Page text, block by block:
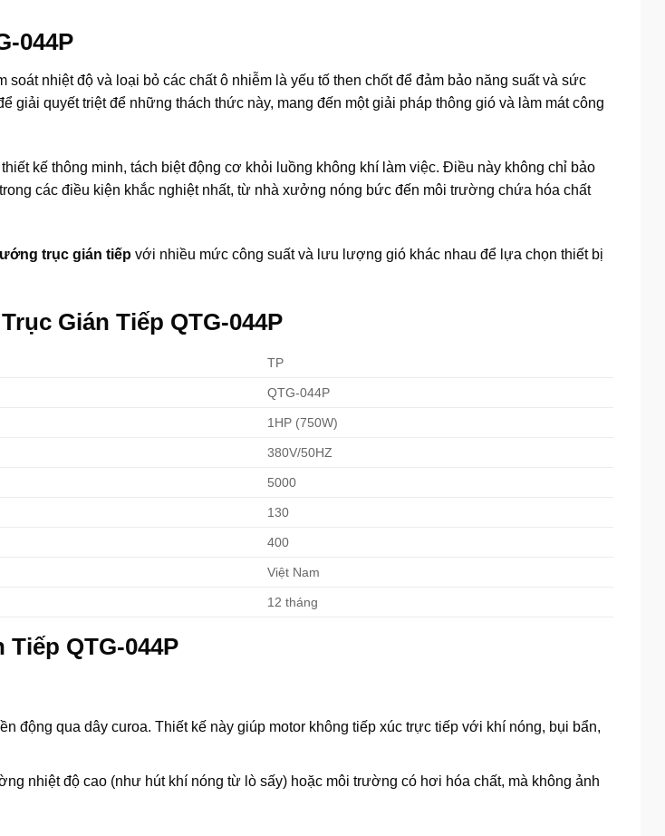
044P
nhiệt độ và loại bỏ các chất ô nhiễm là yếu tố then chốt để đảm bảo năng suất và sức
giải quyết triệt để những thách thức này, mang đến một giải pháp thông gió và làm mát công
kế thông minh, tách biệt động cơ khỏi luồng không khí làm việc. Điều này không chỉ bảo
các điều kiện khắc nghiệt nhất, từ nhà xưởng nóng bức đến môi trường chứa hóa chất
trục gián tiếp với nhiều mức công suất và lưu lượng gió khác nhau để lựa chọn thiết bị
Gián Tiếp QTG-044P
TP
QTG-044P
1HP (750W)
380V/50HZ
5000
130
400
Việt Nam
12 tháng
QTG-044P
động qua dây curoa. Thiết kế này giúp motor không tiếp xúc trực tiếp với khí nóng, bụi bẩn,
nhiệt độ cao (như hút khí nóng từ lò sấy) hoặc môi trường có hơi hóa chất, mà không ảnh